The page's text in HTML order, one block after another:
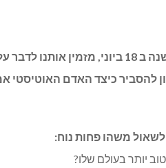
יום הגאווה האוטיסטי, המצוין מדי שנה ב
להסביר כיצד האדם
משהו פחות נוח:
יותר בעולם שלו?